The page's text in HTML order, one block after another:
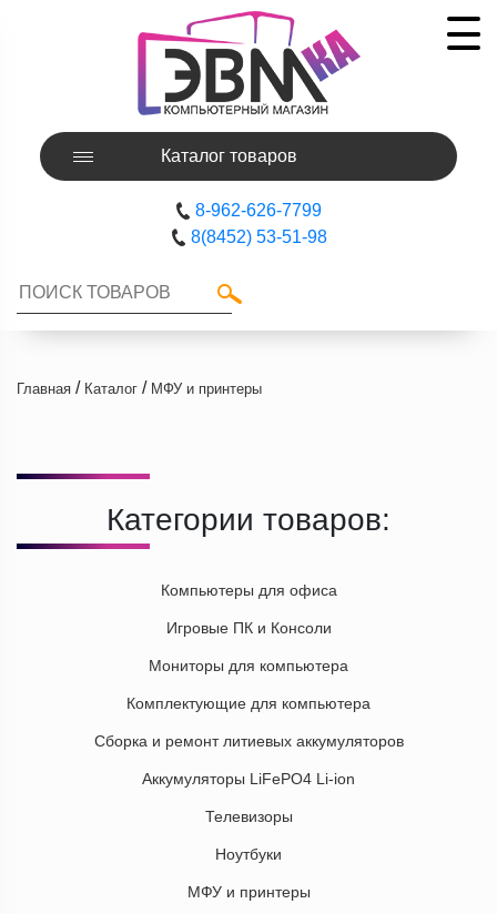
Каталог товаров
8-962-626-7799
8(8452) 53-51-98
Главная / Каталог / МФУ и принтеры
Категории товаров:
Компьютеры для офиса
Игровые ПК и Консоли
Мониторы для компьютера
Комплектующие для компьютера
Сборка и ремонт литиевых аккумуляторов
Аккумуляторы LiFePO4 Li-ion
Телевизоры
Ноутбуки
МФУ и принтеры